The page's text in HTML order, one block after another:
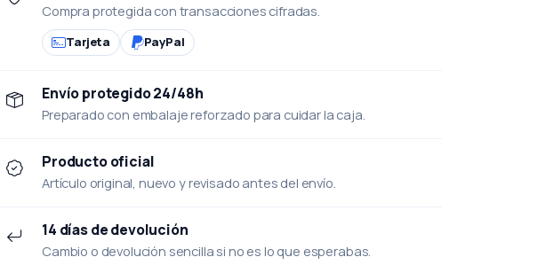
Compra protegida con transacciones cifradas.
Tarjeta PayPal
Envío protegido 24/48h
Preparado con embalaje reforzado para cuidar la caja.
Producto oficial
Artículo original, nuevo y revisado antes del envío.
14 días de devolución
Cambio o devolución sencilla si no es lo que esperabas.